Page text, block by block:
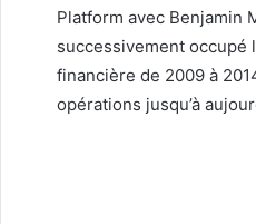
Platform avec Benjamin
successivement occupé
financière de 2009 à
opérations jusqu’à